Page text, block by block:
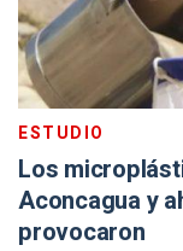
ESTUDIO
Los
Aconcagua y
provocaron